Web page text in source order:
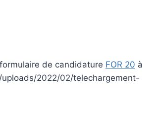
de candidature FOR 20 à
2022/02/telechargement-